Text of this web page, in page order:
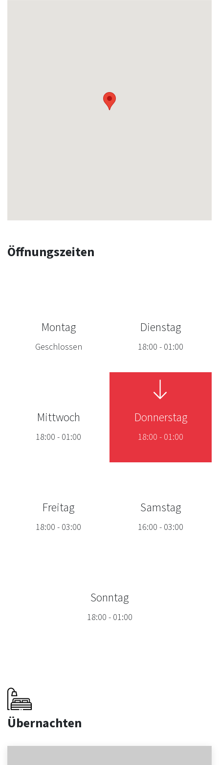
Öffnungszeiten
Montag
Geschlossen
Dienstag
18:00 - 01:00
Mittwoch
18:00 - 01:00
Donnerstag
18:00 - 01:00
Freitag
18:00 - 03:00
Samstag
16:00 - 03:00
Sonntag
18:00 - 01:00
Übernachten